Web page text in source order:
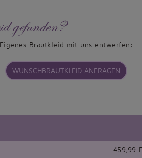
gefunden?
Eigenes Brautkleid mit uns entwerfen:
WUNSCHBRAUTKLEID ANFRAGEN
459,99